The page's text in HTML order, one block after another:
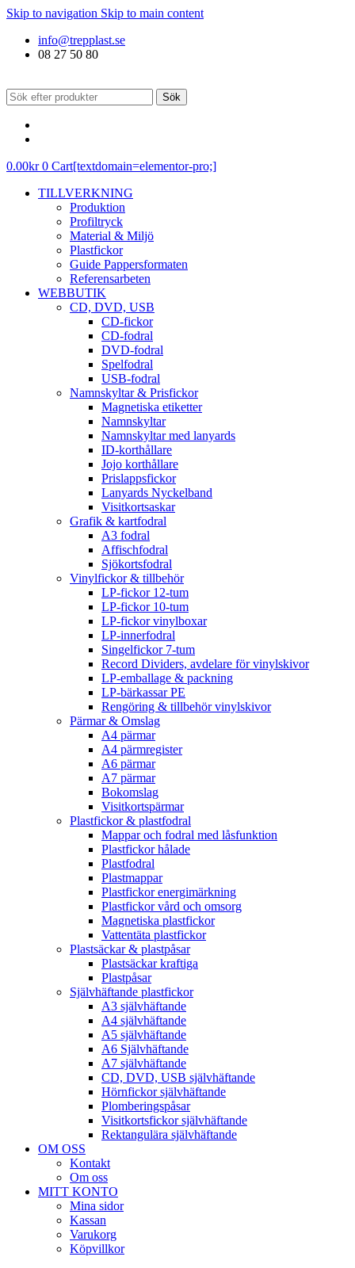
Skip to navigation Skip to main content
info@trepplast.se
08 27 50 80
Sök
0.00kr 0 Cart[textdomain=elementor-pro;]
TILLVERKNING
Produktion
Profiltryck
Material & Miljö
Plastfickor
Guide Pappersformaten
Referensarbeten
WEBBUTIK
CD, DVD, USB
CD-fickor
CD-fodral
DVD-fodral
Spelfodral
USB-fodral
Namnskyltar & Prisfickor
Magnetiska etiketter
Namnskyltar
Namnskyltar med lanyards
ID-korthållare
Jojo korthållare
Prislappsfickor
Lanyards Nyckelband
Visitkortsaskar
Grafik & kartfodral
A3 fodral
Affischfodral
Sjökortsfodral
Vinylfickor & tillbehör
LP-fickor 12-tum
LP-fickor 10-tum
LP-fickor vinylboxar
LP-innerfodral
Singelfickor 7-tum
Record Dividers, avdelare för vinylskivor
LP-emballage & packning
LP-bärkassar PE
Rengöring & tillbehör vinylskivor
Pärmar & Omslag
A4 pärmar
A4 pärmregister
A6 pärmar
A7 pärmar
Bokomslag
Visitkortspärmar
Plastfickor & plastfodral
Mappar och fodral med låsfunktion
Plastfickor hålade
Plastfodral
Plastmappar
Plastfickor energimärkning
Plastfickor vård och omsorg
Magnetiska plastfickor
Vattentäta plastfickor
Plastsäckar & plastpåsar
Plastsäckar kraftiga
Plastpåsar
Självhäftande plastfickor
A3 självhäftande
A4 självhäftande
A5 självhäftande
A6 Självhäftande
A7 självhäftande
CD, DVD, USB självhäftande
Hörnfickor självhäftande
Plomberingspåsar
Visitkortsfickor självhäftande
Rektangulära självhäftande
OM OSS
Kontakt
Om oss
MITT KONTO
Mina sidor
Kassan
Varukorg
Köpvillkor